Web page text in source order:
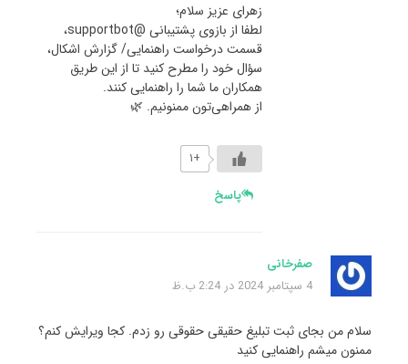
زهرای عزیز سلام؛
لطفا از بازوی پشتیبانی @supportbot،
قسمت درخواست راهنمایی/ گزارش اشکال،
سؤال خود را مطرح کنید تا از این طریق
همکاران ما شما را راهنمایی کنند.
از همراهی‌تون ممنونیم. 🌿
+۱
پاسخ
صفرخانی
4 سپتامبر 2024 در 2:24 ب.ظ
سلام من بجای ثبت تبلیغ حقیقی حقوقی رو زدم. کجا ویرایش کنم؟
ممنون میشم راهنمایی کنید